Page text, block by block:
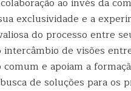
exclusividade e a
do processo entre
de visões
comum e apoiam a
de soluções para os